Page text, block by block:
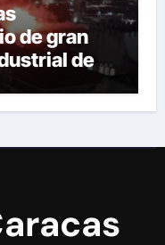
de gran
de El